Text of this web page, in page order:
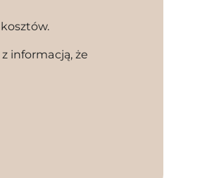
informacją, że